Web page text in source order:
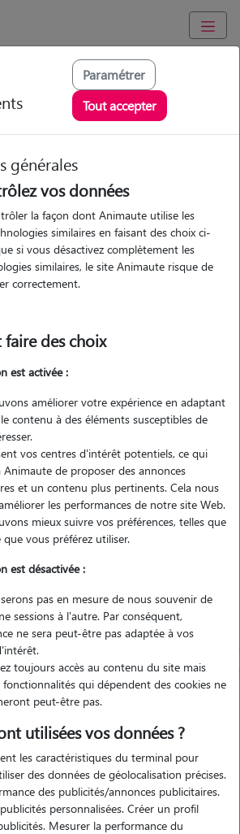
Seine-et-Marne/Sivry-Courtry
Clara franck -
Petsitter à Sivry
Courtry
Contacter
demande est sans engagement
Paramétrer
Tout accepter
générales
vos données
la façon dont Animaute utilise les
similaires en faisant des choix ci-
si vous désactivez complètement les
similaires, le site Animaute risque de
correctement.
des choix
est activée :
améliorer votre expérience en adaptant
contenu à des éléments susceptibles de
vos centres d'intérêt potentiels, ce qui
Animaute de proposer des annonces
et un contenu plus pertinents. Cela nous
les performances de notre site Web.
mieux suivre vos préférences, telles que
que vous préférez utiliser.
est désactivée :
pas en mesure de nous souvenir de
sessions à l'autre. Par conséquent,
ne sera peut-être pas adaptée à vos
toujours accès au contenu du site mais
fonctionnalités qui dépendent des cookies ne
peut-être pas.
utilisées vos données ?
les caractéristiques du terminal pour
des données de géolocalisation précises.
des publicités/annonces publicitaires.
personnalisées. Créer un profil
Mesurer la performance du